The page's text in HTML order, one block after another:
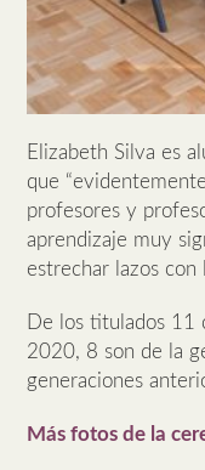
Elizabeth Silva es
que
profesores y
aprendizaje muy
estrechar lazos con
De los titulados 11
2020, 8 son de la
generaciones
Más fotos de la